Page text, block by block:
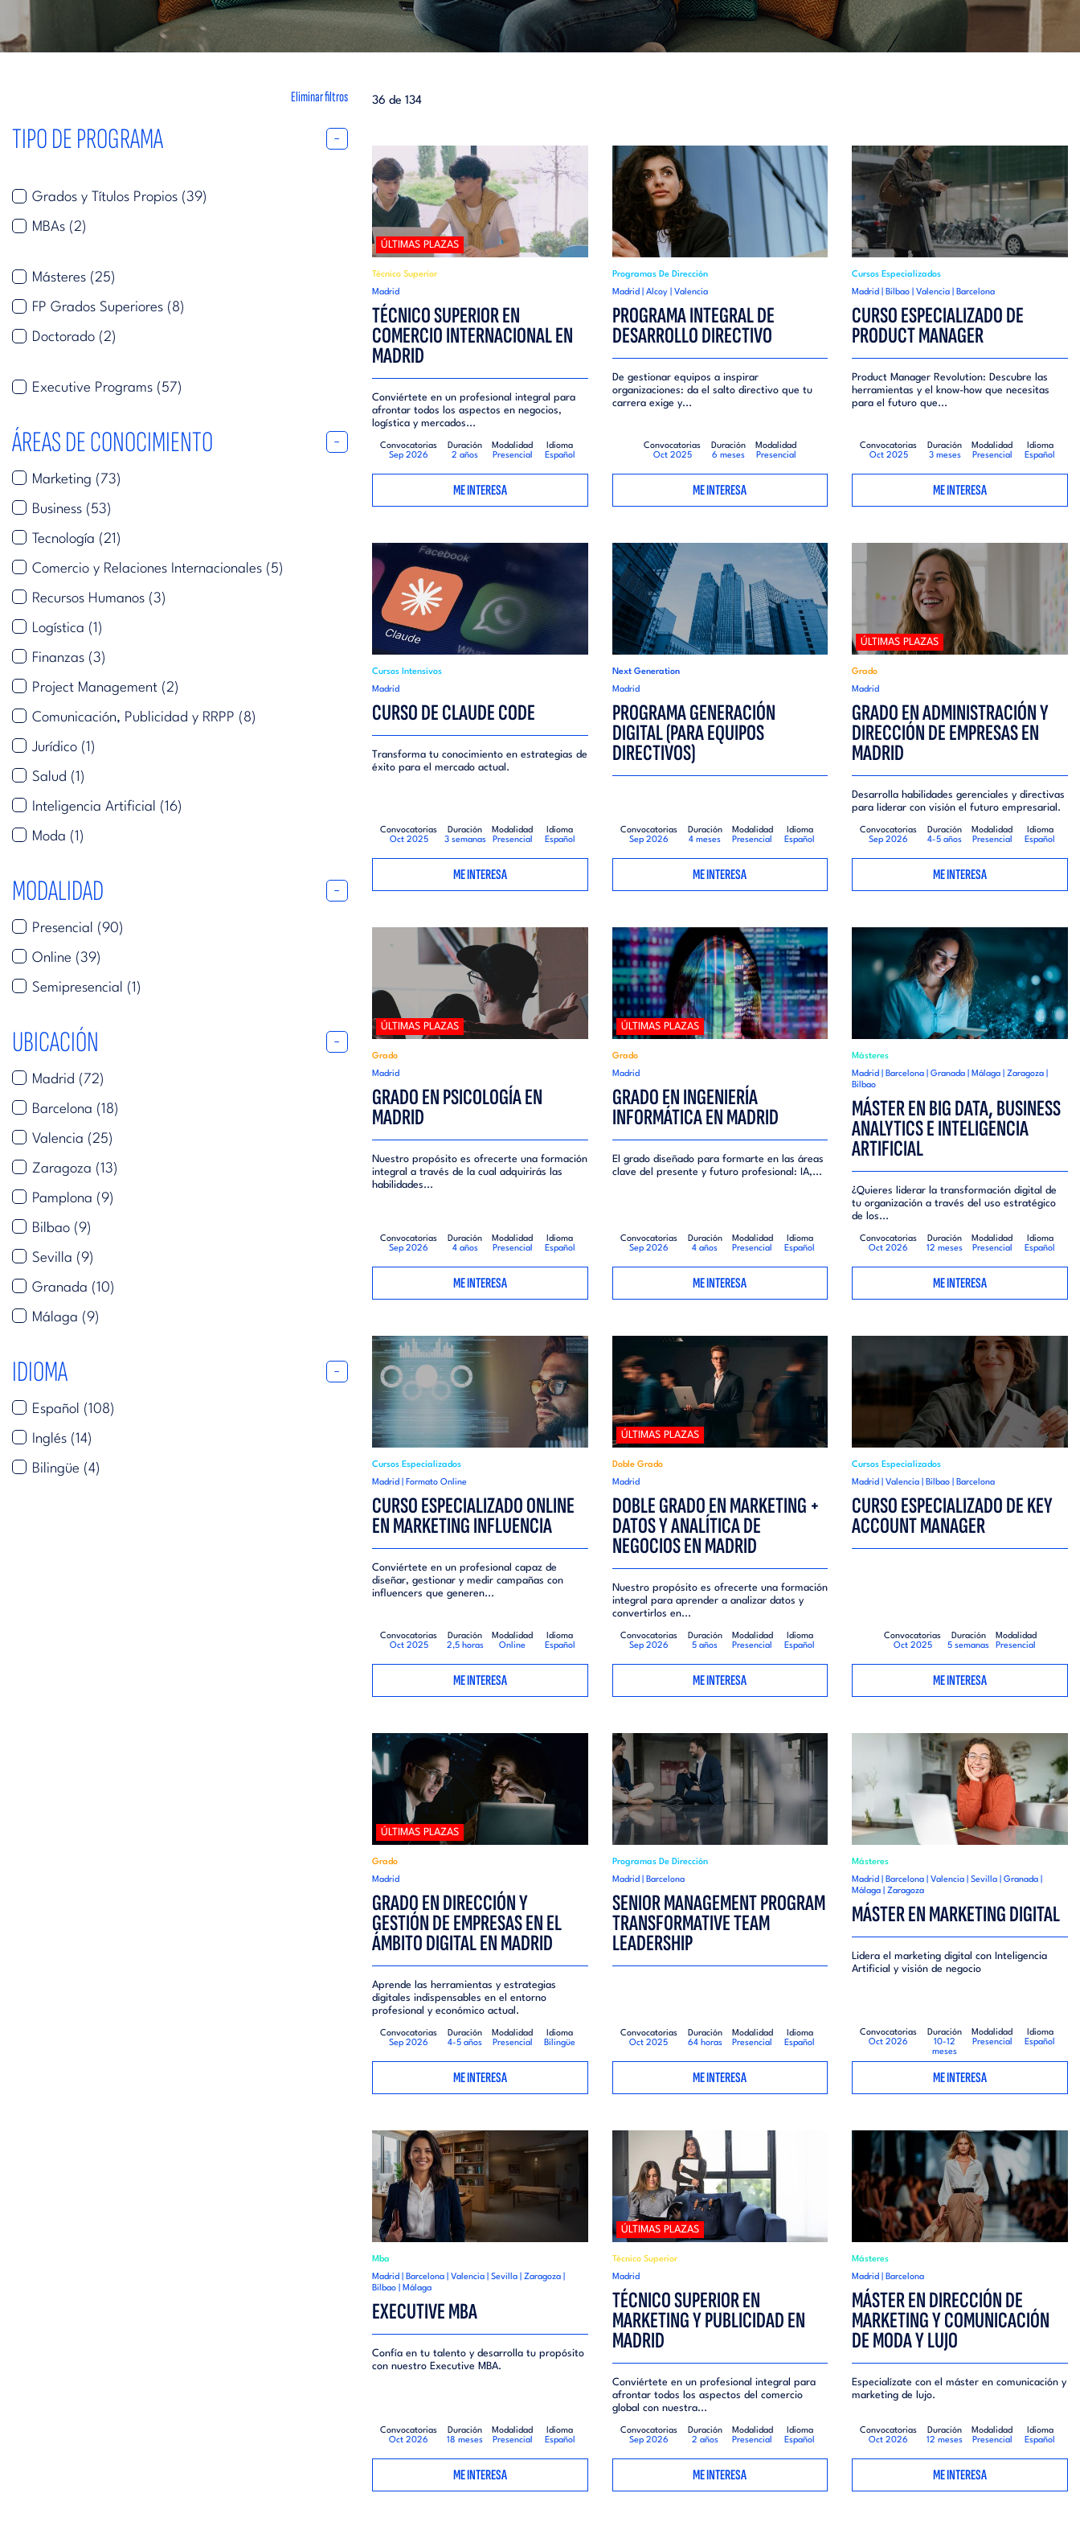
Eliminar filtros
TIPO DE PROGRAMA
Grados y Títulos Propios (39)
MBAs (2)
Másteres (25)
FP Grados Superiores (8)
Doctorado (2)
Executive Programs (57)
ÁREAS DE CONOCIMIENTO
Marketing (73)
Business (53)
Tecnología (21)
Comercio y Relaciones Internacionales (5)
Recursos Humanos (3)
Logística (1)
Finanzas (3)
Project Management (2)
Comunicación, Publicidad y RRPP (8)
Jurídico (1)
Salud (1)
Inteligencia Artificial (16)
Moda (1)
MODALIDAD
Presencial (90)
Online (39)
Semipresencial (1)
UBICACIÓN
Madrid (72)
Barcelona (18)
Valencia (25)
Zaragoza (13)
Pamplona (9)
Bilbao (9)
Sevilla (9)
Granada (10)
Málaga (9)
IDIOMA
Español (108)
Inglés (14)
Bilingüe (4)
36 de 134
ÚLTIMAS PLAZAS
Técnico Superior
Madrid
TÉCNICO SUPERIOR EN
COMERCIO INTERNACIONAL EN
MADRID
Conviértete en un profesional integral para
afrontar todos los aspectos en negocios,
logística y mercados...
Convocatorias
Sep 2026
Duración
2 años
Modalidad
Presencial
Idioma
Español
ME INTERESA
Programas De Dirección
Madrid | Alcoy | Valencia
PROGRAMA INTEGRAL DE
DESARROLLO DIRECTIVO
De gestionar equipos a inspirar
organizaciones: da el salto directivo que tu
carrera exige y...
Convocatorias
Oct 2025
Duración
6 meses
Modalidad
Presencial
ME INTERESA
Cursos Especializados
Madrid | Bilbao | Valencia | Barcelona
CURSO ESPECIALIZADO DE
PRODUCT MANAGER
Product Manager Revolution: Descubre las
herramientas y el know-how que necesitas
para el futuro que...
Convocatorias
Oct 2025
Duración
3 meses
Modalidad
Presencial
Idioma
Español
ME INTERESA
Cursos Intensivos
Madrid
CURSO DE CLAUDE CODE
Transforma tu conocimiento en estrategias de
éxito para el mercado actual.
Convocatorias
Oct 2025
Duración
3 semanas
Modalidad
Presencial
Idioma
Español
ME INTERESA
Next Generation
Madrid
PROGRAMA GENERACIÓN
DIGITAL (PARA EQUIPOS
DIRECTIVOS)
Convocatorias
Sep 2026
Duración
4 meses
Modalidad
Presencial
Idioma
Español
ME INTERESA
ÚLTIMAS PLAZAS
Grado
Madrid
GRADO EN ADMINISTRACIÓN Y
DIRECCIÓN DE EMPRESAS EN
MADRID
Desarrolla habilidades gerenciales y directivas
para liderar con visión el futuro empresarial.
Convocatorias
Sep 2026
Duración
4-5 años
Modalidad
Presencial
Idioma
Español
ME INTERESA
ÚLTIMAS PLAZAS
Grado
Madrid
GRADO EN PSICOLOGÍA EN
MADRID
Nuestro propósito es ofrecerte una formación
integral a través de la cual adquirirás las
habilidades...
Convocatorias
Sep 2026
Duración
4 años
Modalidad
Presencial
Idioma
Español
ME INTERESA
ÚLTIMAS PLAZAS
Grado
Madrid
GRADO EN INGENIERÍA
INFORMÁTICA EN MADRID
El grado diseñado para formarte en las áreas
clave del presente y futuro profesional: IA,...
Convocatorias
Sep 2026
Duración
4 años
Modalidad
Presencial
Idioma
Español
ME INTERESA
Másteres
Madrid | Barcelona | Granada | Málaga | Zaragoza |
Bilbao
MÁSTER EN BIG DATA, BUSINESS
ANALYTICS E INTELIGENCIA
ARTIFICIAL
¿Quieres liderar la transformación digital de
tu organización a través del uso estratégico
de los...
Convocatorias
Oct 2026
Duración
12 meses
Modalidad
Presencial
Idioma
Español
ME INTERESA
Cursos Especializados
Madrid | Formato Online
CURSO ESPECIALIZADO ONLINE
EN MARKETING INFLUENCIA
Conviértete en un profesional capaz de
diseñar, gestionar y medir campañas con
influencers que generen...
Convocatorias
Oct 2025
Duración
2,5 horas
Modalidad
Online
Idioma
Español
ME INTERESA
ÚLTIMAS PLAZAS
Doble Grado
Madrid
DOBLE GRADO EN MARKETING +
DATOS Y ANALÍTICA DE
NEGOCIOS EN MADRID
Nuestro propósito es ofrecerte una formación
integral para aprender a analizar datos y
convertirlos en...
Convocatorias
Sep 2026
Duración
5 años
Modalidad
Presencial
Idioma
Español
ME INTERESA
Cursos Especializados
Madrid | Valencia | Bilbao | Barcelona
CURSO ESPECIALIZADO DE KEY
ACCOUNT MANAGER
Convocatorias
Oct 2025
Duración
5 semanas
Modalidad
Presencial
ME INTERESA
ÚLTIMAS PLAZAS
Grado
Madrid
GRADO EN DIRECCIÓN Y
GESTIÓN DE EMPRESAS EN EL
ÁMBITO DIGITAL EN MADRID
Aprende las herramientas y estrategias
digitales indispensables en el entorno
profesional y económico actual.
Convocatorias
Sep 2026
Duración
4-5 años
Modalidad
Presencial
Idioma
Bilingüe
ME INTERESA
Programas De Dirección
Madrid | Barcelona
SENIOR MANAGEMENT PROGRAM
TRANSFORMATIVE TEAM
LEADERSHIP
Convocatorias
Oct 2025
Duración
64 horas
Modalidad
Presencial
Idioma
Español
ME INTERESA
Másteres
Madrid | Barcelona | Valencia | Sevilla | Granada |
Málaga | Zaragoza
MÁSTER EN MARKETING DIGITAL
Lidera el marketing digital con Inteligencia
Artificial y visión de negocio
Convocatorias
Oct 2026
Duración
10-12
meses
Modalidad
Presencial
Idioma
Español
ME INTERESA
Mba
Madrid | Barcelona | Valencia | Sevilla | Zaragoza |
Bilbao | Málaga
EXECUTIVE MBA
Confía en tu talento y desarrolla tu propósito
con nuestro Executive MBA.
Convocatorias
Oct 2026
Duración
18 meses
Modalidad
Presencial
Idioma
Español
ME INTERESA
ÚLTIMAS PLAZAS
Técnico Superior
Madrid
TÉCNICO SUPERIOR EN
MARKETING Y PUBLICIDAD EN
MADRID
Conviértete en un profesional integral para
afrontar todos los aspectos del comercio
global con nuestra...
Convocatorias
Sep 2026
Duración
2 años
Modalidad
Presencial
Idioma
Español
ME INTERESA
Másteres
Madrid | Barcelona
MÁSTER EN DIRECCIÓN DE
MARKETING Y COMUNICACIÓN
DE MODA Y LUJO
Especialízate con el máster en comunicación y
marketing de lujo.
Convocatorias
Oct 2026
Duración
12 meses
Modalidad
Presencial
Idioma
Español
ME INTERESA